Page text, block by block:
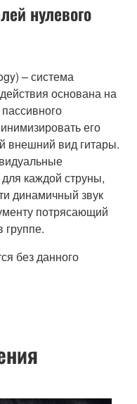
нулевого
– система
основана на
его
внешний вид гитары.
каждой струны,
динамичный звук
потрясающий
группе.
без данного